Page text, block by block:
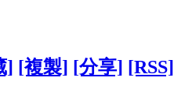
] [複製] [分享] [RSS]